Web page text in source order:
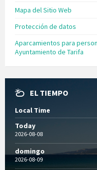
Mapa del Sitio Web
Protección de datos
Aparcamientos para
Ayuntamiento de Tarifa
EL TIEMPO
Local Time
Today
2026-08-08
domingo
2026-08-09